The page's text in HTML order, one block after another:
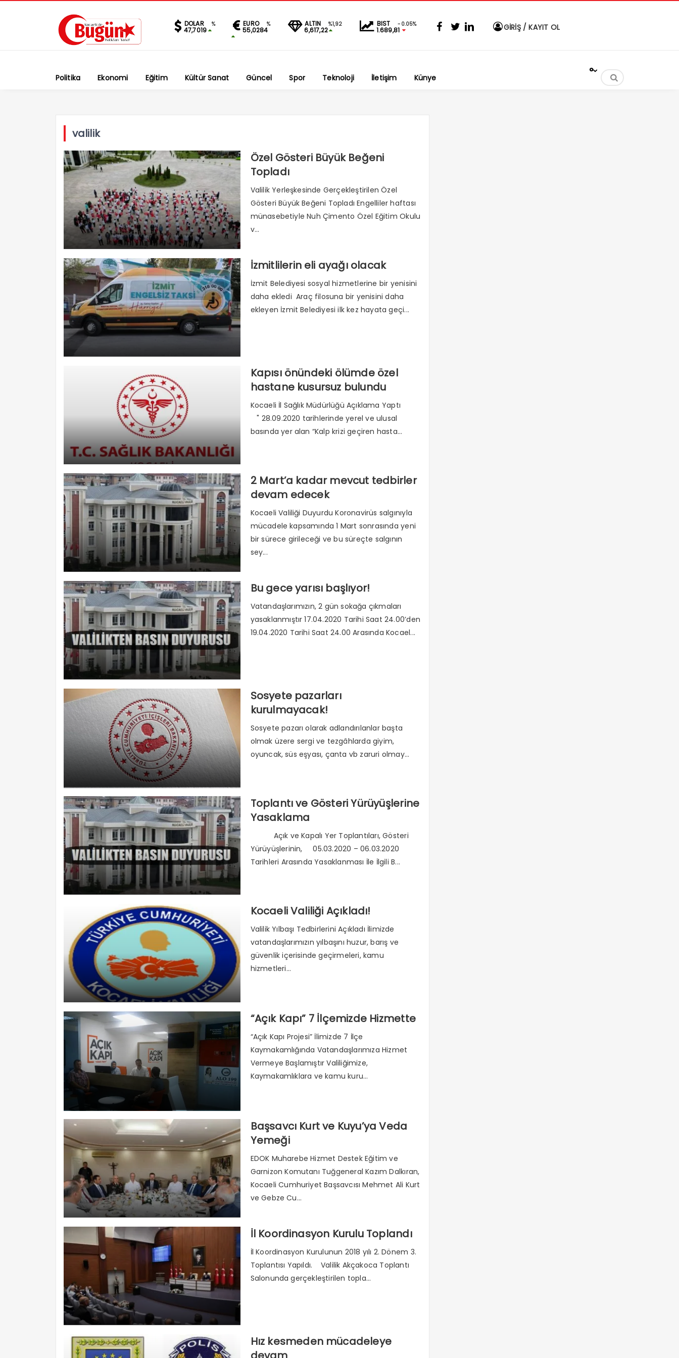
DOLAR %
47,7019
EURO %
55,0284
ALTIN %1,92
6,617,22
BIST -0.05%
1.689,81 GİRİŞ / KAYIT OL
Politika Ekonomi Eğitim Kültür Sanat Güncel Spor Teknoloji İletişim Künye
°
valilik
Özel Gösteri Büyük Beğeni
Topladı
Valilik Yerleşkesinde Gerçekleştirilen Özel
Gösteri Büyük Beğeni Topladı Engelliler haftası
münasebetiyle Nuh Çimento Özel Eğitim Okulu
v...
İzmitlilerin eli ayağı olacak
İzmit Belediyesi sosyal hizmetlerine bir yenisini
daha ekledi Araç filosuna bir yenisini daha
ekleyen İzmit Belediyesi ilk kez hayata geçi...
Kapısı önündeki ölümde özel
hastane kusursuz bulundu
Kocaeli İl Sağlık Müdürlüğü Açıklama Yaptı
" 28.09.2020 tarihlerinde yerel ve ulusal
basında yer alan “Kalp krizi geçiren hasta...
2 Mart’a kadar mevcut tedbirler
devam edecek
Kocaeli Valiliği Duyurdu Koronavirüs salgınıyla
mücadele kapsamında 1 Mart sonrasında yeni
bir sürece girileceği ve bu süreçte salgının
sey...
Bu gece yarısı başlıyor!
Vatandaşlarımızın, 2 gün sokağa çıkmaları
yasaklanmıştır 17.04.2020 Tarihi Saat 24.00’den
19.04.2020 Tarihi Saat 24.00 Arasında Kocael...
Sosyete pazarları
kurulmayacak!
Sosyete pazarı olarak adlandırılanlar başta
olmak üzere sergi ve tezgâhlarda giyim,
oyuncak, süs eşyası, çanta vb zaruri olmay...
Toplantı ve Gösteri Yürüyüşlerine
Yasaklama
Açık ve Kapalı Yer Toplantıları, Gösteri
Yürüyüşlerinin, 05.03.2020 – 06.03.2020
Tarihleri Arasında Yasaklanması İle İlgili B...
Kocaeli Valiliği Açıkladı!
Valilik Yılbaşı Tedbirlerini Açıkladı İlimizde
vatandaşlarımızın yılbaşını huzur, barış ve
güvenlik içerisinde geçirmeleri, kamu
hizmetleri...
“Açık Kapı” 7 İlçemizde Hizmette
“Açık Kapı Projesi” İlimizde 7 İlçe
Kaymakamlığında Vatandaşlarımıza Hizmet
Vermeye Başlamıştır Valiliğimize,
Kaymakamlıklara ve kamu kuru...
Başsavcı Kurt ve Kuyu’ya Veda
Yemeği
EDOK Muharebe Hizmet Destek Eğitim ve
Garnizon Komutanı Tuğgeneral Kazım Dalkıran,
Kocaeli Cumhuriyet Başsavcısı Mehmet Ali Kurt
ve Gebze Cu...
İl Koordinasyon Kurulu Toplandı
İl Koordinasyon Kurulunun 2018 yılı 2. Dönem 3.
Toplantısı Yapıldı. Valilik Akçakoca Toplantı
Salonunda gerçekleştirilen topla...
Hız kesmeden mücadeleye